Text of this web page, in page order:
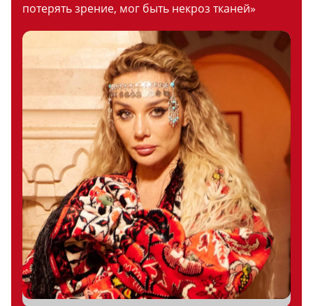
потерять зрение, мог быть некроз тканей»